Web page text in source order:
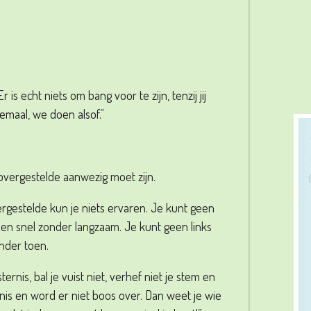
is echt niets om bang voor te zijn, tenzij jij
we doen alsof.”
aanwezig moet zijn.
kun je niets ervaren. Je kunt geen
snel zonder langzaam. Je kunt geen links
toen.
bal je vuist niet, verhef niet je stem en
en word er niet boos over. Dan weet je wie